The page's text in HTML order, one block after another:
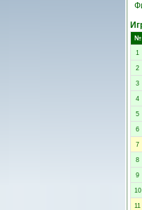
№
1
2
3
4
5
6
7
8
9
10
11